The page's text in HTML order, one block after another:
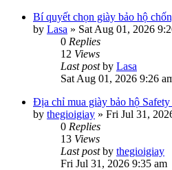
Bí quyết chọn giày bảo hộ
by Lasa » Sat Aug 01, 2026
0 Replies
12 Views
Last postby Lasa
Sat Aug 01, 2026 9:26
Địa chỉ mua giày bảo hộ
by thegioigiay » Fri Jul 31,
0 Replies
13 Views
Last postby thegioigiay
Fri Jul 31, 2026 9:35 am